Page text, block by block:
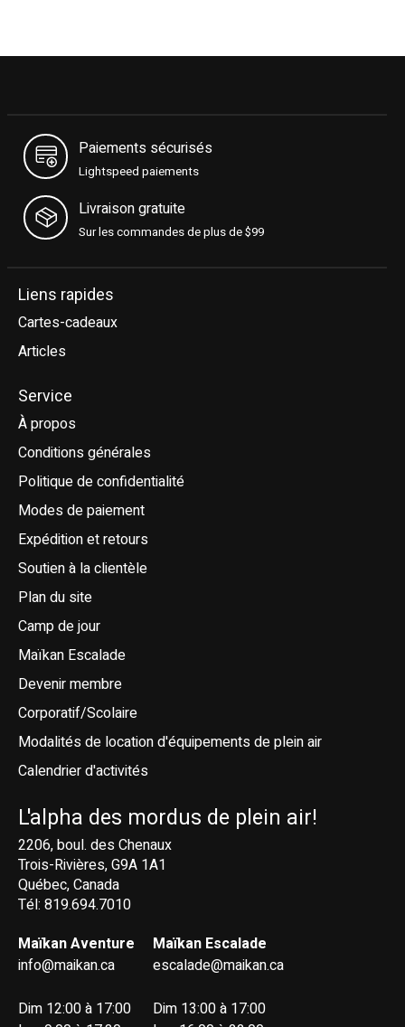
Paiements sécurisés
Lightspeed paiements
Livraison gratuite
Sur les commandes de plus de $99
Liens rapides
Cartes-cadeaux
Articles
Service
À propos
Conditions générales
Politique de confidentialité
Modes de paiement
Expédition et retours
Soutien à la clientèle
Plan du site
Camp de jour
Maïkan Escalade
Devenir membre
Corporatif/Scolaire
Modalités de location d'équipements de plein air
Calendrier d'activités
L'alpha des mordus de plein air!
2206, boul. des Chenaux
Trois-Rivières, G9A 1A1
Québec, Canada
Tél: 819.694.7010
Maïkan Aventure
info@maikan.ca
Dim 12:00 à 17:00
Maïkan Escalade
escalade@maikan.ca
Dim 13:00 à 17:00